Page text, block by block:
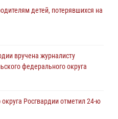
в разные годы при исполнении
центре Уральского
знакомят детей со своей
«Прогуляемся по
детей, потерявшихся на
вручена журналисту
федерального округа
Росгвардии отметил 24-ю